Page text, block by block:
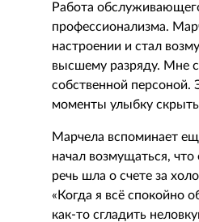
Работа
профессионализма.
настроении и стал
высшему разряду. Мне
собственной персоной.
моменты улыбку
Марчела вспоминает
начал возмущаться,
речь шла о счете за
«Когда я всё спокойно
как-то сгладить